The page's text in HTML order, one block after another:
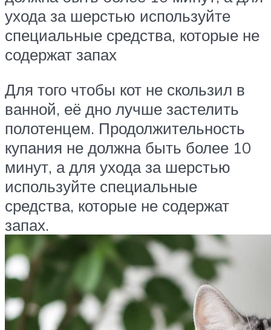
ухода за шерстью используйте
специальные средства, которые не
содержат запах
Для того чтобы кот не скользил в
ванной, её дно лучше застелить
полотенцем. Продолжительность
купания не должна быть более 10
минут, а для ухода за шерстью
используйте специальные
средства, которые не содержат
запах.